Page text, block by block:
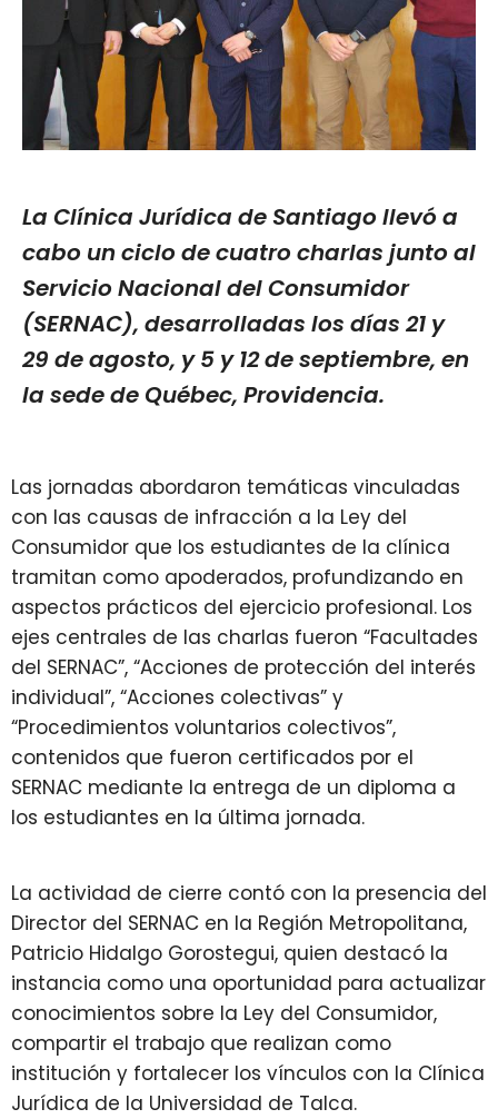
La Clínica Jurídica de Santiago llevó a
cabo un ciclo de cuatro charlas junto al
Servicio Nacional del Consumidor
(SERNAC), desarrolladas los días 21 y
29 de agosto, y 5 y 12 de septiembre, en
la sede de Québec, Providencia.
Las jornadas abordaron temáticas vinculadas
con las causas de infracción a la Ley del
Consumidor que los estudiantes de la clínica
tramitan como apoderados, profundizando en
aspectos prácticos del ejercicio profesional. Los
ejes centrales de las charlas fueron “Facultades
del SERNAC”, “Acciones de protección del interés
individual”, “Acciones colectivas” y
“Procedimientos voluntarios colectivos”,
contenidos que fueron certificados por el
SERNAC mediante la entrega de un diploma a
los estudiantes en la última jornada.
La actividad de cierre contó con la presencia del
Director del SERNAC en la Región Metropolitana,
Patricio Hidalgo Gorostegui, quien destacó la
instancia como una oportunidad para actualizar
conocimientos sobre la Ley del Consumidor,
compartir el trabajo que realizan como
institución y fortalecer los vínculos con la Clínica
Jurídica de la Universidad de Talca.